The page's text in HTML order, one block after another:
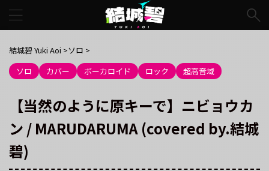
結城碧 Yuki Aoi >ソロ >
ソロ
カバー ボーカロイド ロック 超高音域
【当然のように原キーで】ニビョウカ
ン / MARUDARUMA (covered by.結城
碧)